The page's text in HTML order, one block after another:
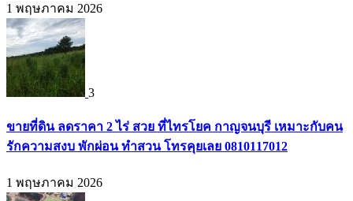
1 พฤษภาคม 2026
3
ขายที่ดิน ลดราคา 2 ไร่ สวย ที่ไทรโยค กาญจนบุรี เหมาะกับคน
รักความสงบ พักผ่อน ทำสวน โทรคุยเลย 0810117012
1 พฤษภาคม 2026